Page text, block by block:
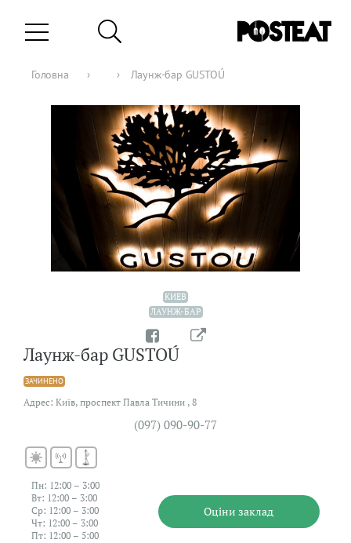
Головна › › Лаунж-бар GUSTOÚ
КИЕВ
ЛАУНЖ-БАР
Лаунж-бар GUSTOÚ
ЗАЧИНЕНО
Адрес: Київ, проспект Павла Тичини , 8
(097) 090-90-77
Пн: 12:00 – 3:00
Вт: 12:00 – 3:00
Ср: 12:00 – 3:00
Чт: 12:00 – 3:00
Пт: 12:00 – 5:00
Оцiни заклад